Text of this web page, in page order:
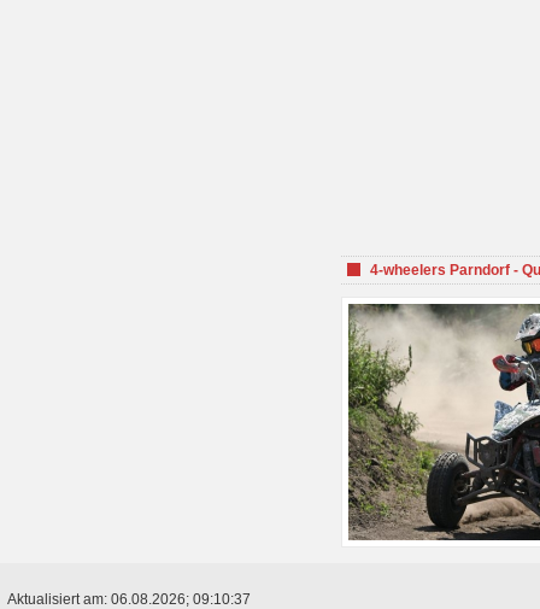
4-wheelers Parndorf -
Aktualisiert am: 06.08.2026; 09:10:37